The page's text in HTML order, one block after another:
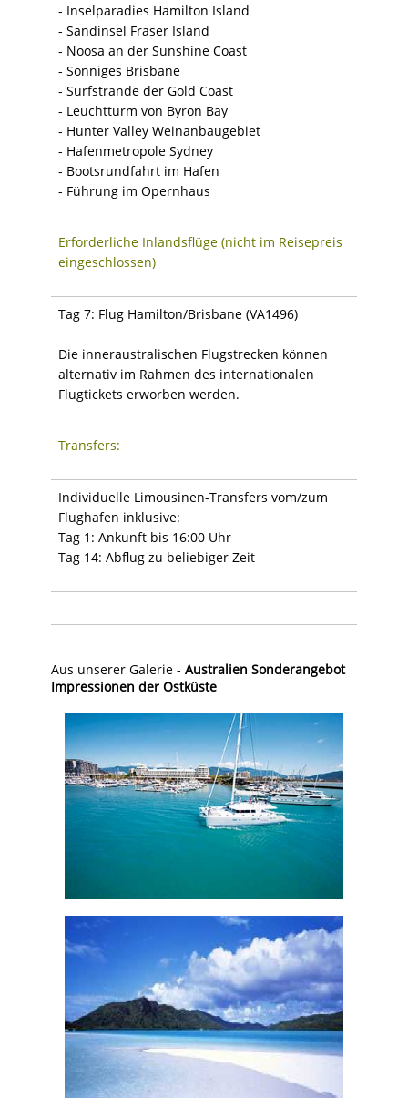
- Inselparadies Hamilton Island
- Sandinsel Fraser Island
- Noosa an der Sunshine Coast
- Sonniges Brisbane
- Surfstrände der Gold Coast
- Leuchtturm von Byron Bay
- Hunter Valley Weinanbaugebiet
- Hafenmetropole Sydney
- Bootsrundfahrt im Hafen
- Führung im Opernhaus
Erforderliche Inlandsflüge (nicht im Reisepreis
eingeschlossen)
Tag 7: Flug Hamilton/Brisbane (VA1496)
Die inneraustralischen Flugstrecken können
alternativ im Rahmen des internationalen
Flugtickets erworben werden.
Transfers:
Individuelle Limousinen-Transfers vom/zum
Flughafen inklusive:
Tag 1: Ankunft bis 16:00 Uhr
Tag 14: Abflug zu beliebiger Zeit
Aus unserer Galerie - Australien Sonderangebot
Impressionen der Ostküste